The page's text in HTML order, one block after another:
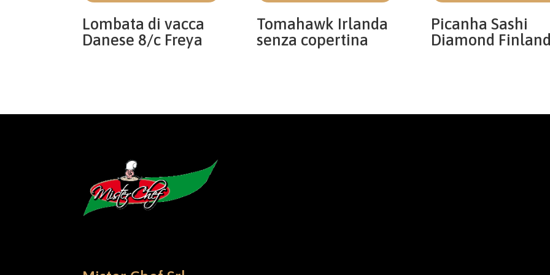
Lombata di vacca
Danese 8/c Freya
Tomahawk Irlanda
senza copertina
Picanha Sashi
Diamond